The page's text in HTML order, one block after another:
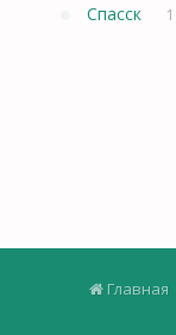
Спасск 1
Главная